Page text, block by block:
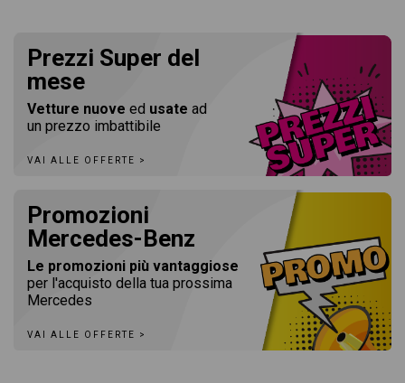
Prezzi Super del
mese
Vetture nuove ed usate ad
un prezzo imbattibile
VAI ALLE OFFERTE >
Promozioni
Mercedes-Benz
Le promozioni più vantaggiose
per l'acquisto della tua prossima
Mercedes
VAI ALLE OFFERTE >